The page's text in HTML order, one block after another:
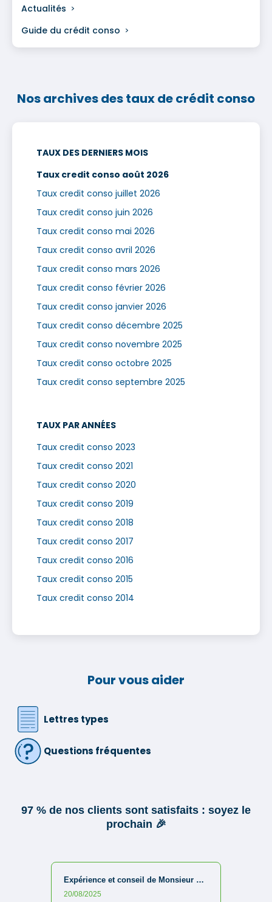
Actualités
Guide du crédit conso
Nos archives des taux de crédit conso
TAUX DES DERNIERS MOIS
Taux credit conso août 2026
Taux credit conso juillet 2026
Taux credit conso juin 2026
Taux credit conso mai 2026
Taux credit conso avril 2026
Taux credit conso mars 2026
Taux credit conso février 2026
Taux credit conso janvier 2026
Taux credit conso décembre 2025
Taux credit conso novembre 2025
Taux credit conso octobre 2025
Taux credit conso septembre 2025
TAUX PAR ANNÉES
Taux credit conso 2023
Taux credit conso 2021
Taux credit conso 2020
Taux credit conso 2019
Taux credit conso 2018
Taux credit conso 2017
Taux credit conso 2016
Taux credit conso 2015
Taux credit conso 2014
Pour vous aider
Lettres types
Questions fréquentes